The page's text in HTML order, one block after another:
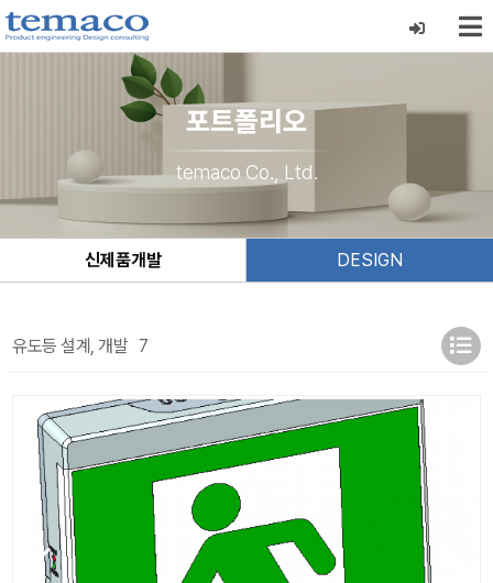
포트폴리오
temaco Co., Ltd.
신제품개발 DESIGN
유도등 설계, 개발 7